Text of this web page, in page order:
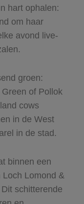
hart ophalen:
om haar
avond live-
groen:
of Pollok
cows
in de West
in de stad.
binnen een
Loch Lomond &
schitterende